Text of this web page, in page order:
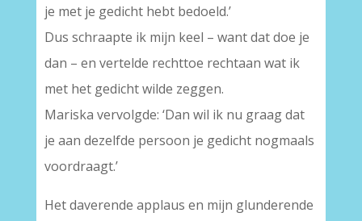
je met je gedicht hebt bedoeld.’
Dus schraapte ik mijn keel – want dat doe je
dan – en vertelde rechttoe rechtaan wat ik
met het gedicht wilde zeggen.
Mariska vervolgde: ‘Dan wil ik nu graag dat
je aan dezelfde persoon je gedicht nogmaals
voordraagt.’
Het daverende applaus en mijn glunderende